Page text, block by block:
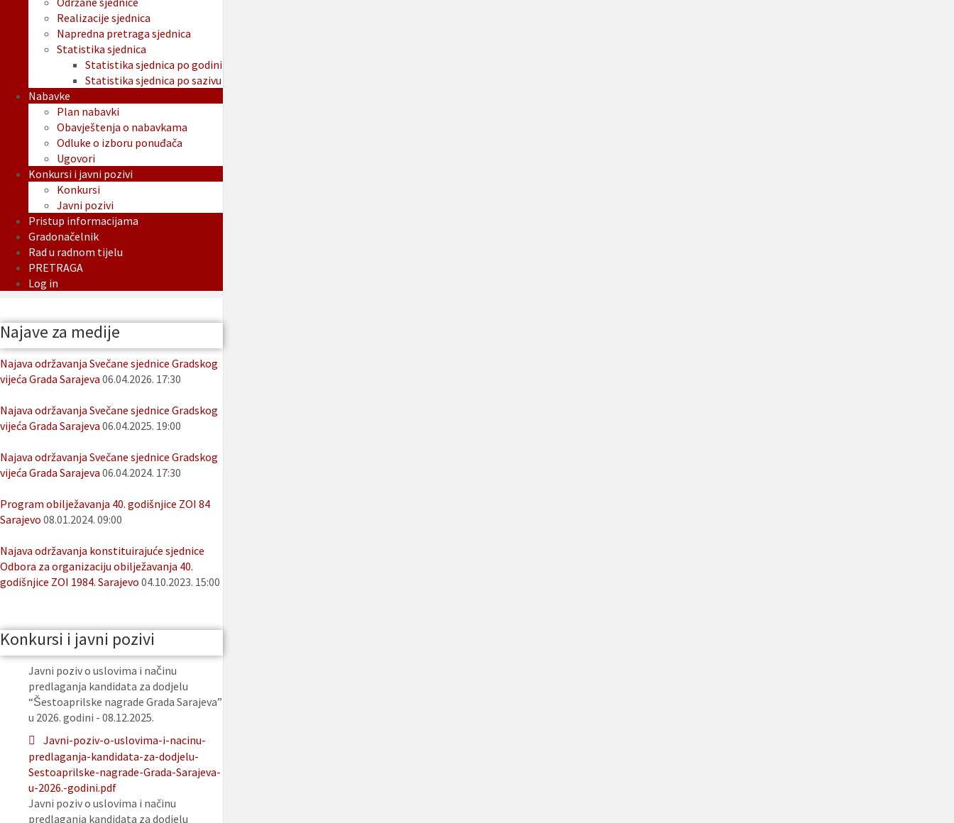
Realizacije sjednica
Napredna pretraga sjednica
Statistika sjednica
Statistika sjednica po godini
Statistika sjednica po sazivu
Nabavke
Plan nabavki
Obavještenja o nabavkama
Odluke o izboru ponuđača
Ugovori
Konkursi i javni pozivi
Konkursi
Javni pozivi
Pristup informacijama
Gradonačelnik
Rad u radnom tijelu
PRETRAGA
Log in
Najave za medije
Najava održavanja Svečane sjednice Gradskog
vijeća Grada Sarajeva 06.04.2026. 17:30
Najava održavanja Svečane sjednice Gradskog
vijeća Grada Sarajeva 06.04.2025. 19:00
Najava održavanja Svečane sjednice Gradskog
vijeća Grada Sarajeva 06.04.2024. 17:30
Program obilježavanja 40. godišnjice ZOI 84
Sarajevo 08.01.2024. 09:00
Najava održavanja konstituirajuće sjednice
Odbora za organizaciju obilježavanja 40.
godišnjice ZOI 1984. Sarajevo 04.10.2023. 15:00
Konkursi i javni pozivi
Javni poziv o uslovima i načinu
predlaganja kandidata za dodjelu
“Šestoaprilske nagrade Grada Sarajeva”
u 2026. godini - 08.12.2025.
Javni-poziv-o-uslovima-i-nacinu-
predlaganja-kandidata-za-dodjelu-
Sestoaprilske-nagrade-Grada-Sarajeva-
u-2026.-godini.pdf
Javni poziv o uslovima i načinu
predlaganja kandidata za dodjelu